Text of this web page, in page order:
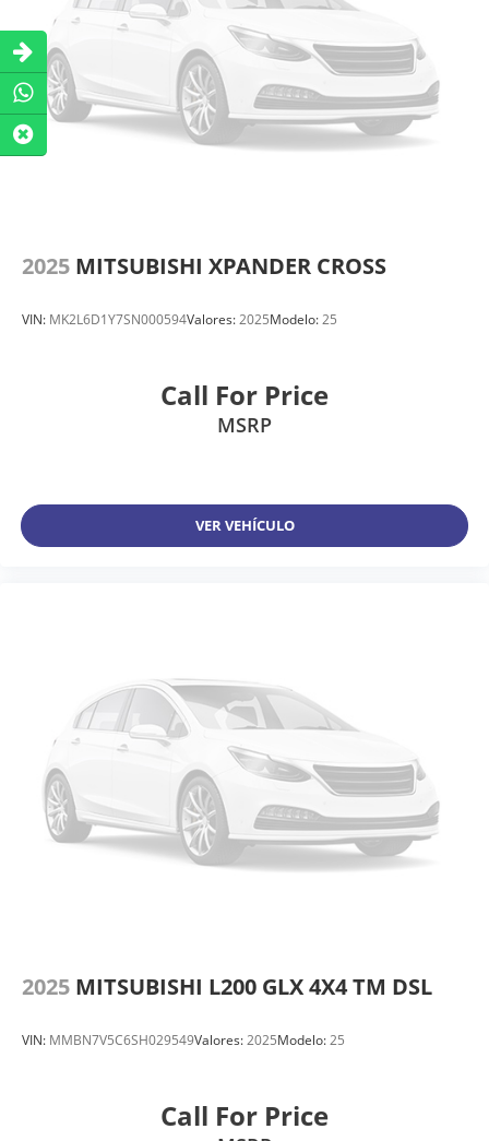
2025 MITSUBISHI XPANDER CROSS
VIN: MK2L6D1Y7SN000594Valores:2025Modelo:25
Call For Price
MSRP
VER VEHÍCULO
2025 MITSUBISHI L200 GLX 4X4 TM DSL
VIN: MMBN7V5C6SH029549Valores:2025Modelo:25
Call For Price